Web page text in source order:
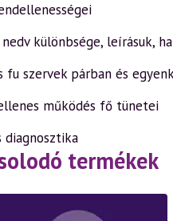
különbsége, leírásuk,
fu szervek párban és
működés fő tünetei
diagnosztika
termékek